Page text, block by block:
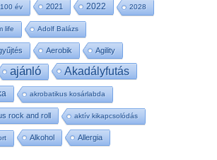
100 év 2021 2022 2028
life Adolf Balázs
Aerobik Agility
ajánló Akadályfutás
akrobatikus kosárlabda
rock and roll aktív kikapcsolódás
Alkohol Allergia